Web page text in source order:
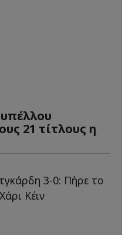
21 τίτλους η